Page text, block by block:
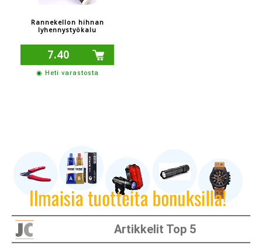
Rannekellon hihnan
lyhennystyökalu
7.40
◉ Heti varastosta
Artikkelit Top 5